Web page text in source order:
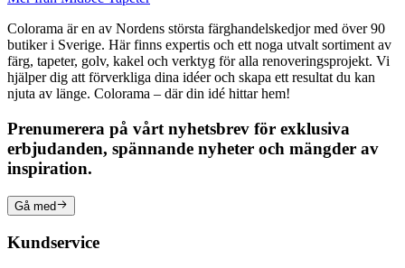
Colorama är en av Nordens största färghandelskedjor med över 90
butiker i Sverige. Här finns expertis och ett noga utvalt sortiment av
färg, tapeter, golv, kakel och verktyg för alla renoveringsprojekt. Vi
hjälper dig att förverkliga dina idéer och skapa ett resultat du kan
njuta av länge. Colorama – där din idé hittar hem!
Prenumerera på vårt nyhetsbrev för exklusiva
erbjudanden, spännande nyheter och mängder av
inspiration.
Gå med
Kundservice